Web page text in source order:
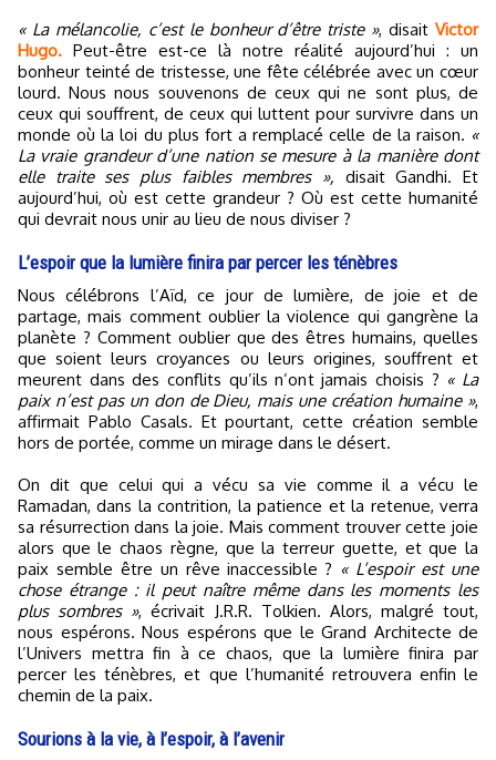
« La mélancolie, c’est le bonheur d’être triste », disaitVictor
Hugo. Peut-être est-ce là notre réalité aujourd’hui : un
bonheur teinté de tristesse, une fête célébrée avec un cœur
lourd. Nous nous souvenons de ceux qui ne sont plus, de
ceux qui souffrent, de ceux qui luttent pour survivre dans un
monde où la loi du plus fort a remplacé celle de la raison. «
La vraie grandeur d’une nation se mesure à la manière dont
elle traite ses plus faibles membres », disait Gandhi. Et
aujourd’hui, où est cette grandeur ? Où est cette humanité
qui devrait nous unir au lieu de nous diviser ?
L’espoir que la lumière finira par percer les ténèbres
Nous célébrons l’Aïd, ce jour de lumière, de joie et de
partage, mais comment oublier la violence qui gangrène la
planète ? Comment oublier que des êtres humains, quelles
que soient leurs croyances ou leurs origines, souffrent et
meurent dans des conflits qu’ils n’ont jamais choisis ? « La
paix n’est pas un don de Dieu, mais une création humaine »,
affirmait Pablo Casals. Et pourtant, cette création semble
hors de portée, comme un mirage dans le désert.
On dit que celui qui a vécu sa vie comme il a vécu le
Ramadan, dans la contrition, la patience et la retenue, verra
sa résurrection dans la joie. Mais comment trouver cette joie
alors que le chaos règne, que la terreur guette, et que la
paix semble être un rêve inaccessible ? « L’espoir est une
chose étrange : il peut naître même dans les moments les
plus sombres », écrivait J.R.R. Tolkien. Alors, malgré tout,
nous espérons. Nous espérons que le Grand Architecte de
l’Univers mettra fin à ce chaos, que la lumière finira par
percer les ténèbres, et que l’humanité retrouvera enfin le
chemin de la paix.
Sourions à la vie, à l’espoir, à l’avenir